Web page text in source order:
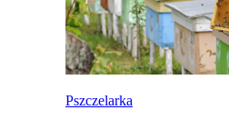
Pszczelarka